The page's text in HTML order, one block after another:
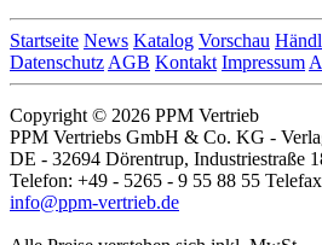
Startseite News Katalog Vorschau
Datenschutz AGB Kontakt Impressum
Copyright © 2026 PPM Vertrieb
PPM Vertriebs GmbH & Co. KG -
DE - 32694 Dörentrup, Industriestraße
Telefon: +49 - 5265 - 9 55 88 55
info@ppm-vertrieb.de